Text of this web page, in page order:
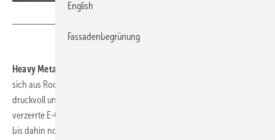
Bild: Unclesam - stock.adobe.com / Tom Wang - stock.adobe.com
Heavy Metal und Leichtmetall
sich aus Rockmusik ein neues Musikgenre – der Heavy Metal. Laut,
druckvoll und oft mit aggressiven Rhythmen arrangiert, erfüllen
verzerrte E-Gitarren, Bass und Schlagzeug Konzerthallen mit einem
bis dahin noch nie gehörten Sound. Bands wie Black Sabbath, Led
English
Fassadenbegrünung